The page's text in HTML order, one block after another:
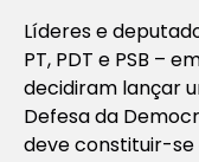
Líderes e
PT, PDT e PSB –
decidiram lançar
Defesa da
deve constituir-